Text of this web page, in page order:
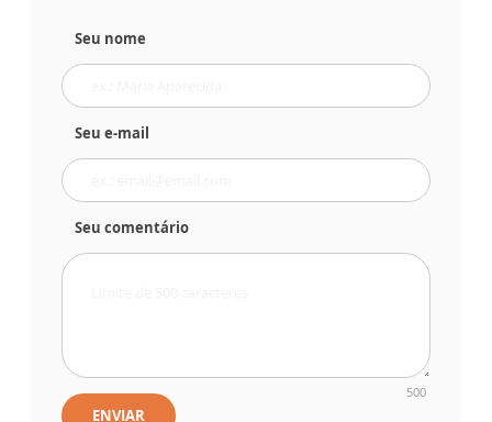
Seu nome
Seu e-mail
Seu comentário
500
ENVIAR